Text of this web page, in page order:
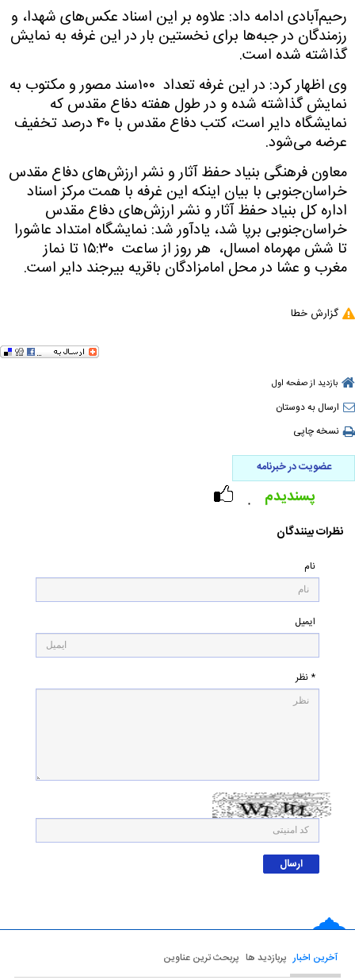
رحیم‌آبادی ادامه داد: علاوه بر این اسناد عکس‌های شهدا، و
رزمندگان در جبه‌ها برای نخستین بار در این غرفه به نمایش
گذاشته شده است.
وی اظهار کرد: در این غرفه تعداد
۱۰۰سند مصور و مکتوب به
نمایش گذاشته شده و در طول هفته دفاع مقدس که
نمایشگاه دایر است، کتب دفاع مقدس با ۴۰ درصد تخفیف
عرضه می‌شود.
معاون فرهنگی بنیاد حفظ آثار و نشر ارزش‌های دفاع مقدس
خراسان‌جنوبی با بیان اینکه این غرفه با همت مرکز اسناد
اداره کل بنیاد حفظ آثار و نشر ارزش‌های دفاع مقدس
خراسان‌جنوبی برپا شد، یادآور شد: نمایشگاه امتداد عاشورا
تا شش مهرماه امسال، هر روز از ساعت
۱۵:۳۰ تا نماز
مغرب و عشا در محل امامزادگان باقریه بیرجند دایر است.
گزارش خطا
بازدید از صفحه اول
ارسال به دوستان
نسخه چاپی
عضویت در خبرنامه
۰ پسندیدم
نظرات بینندگان
نام
ایمیل
* نظر
آخرین اخبار پربازدید ها پربحث ترین عناوین